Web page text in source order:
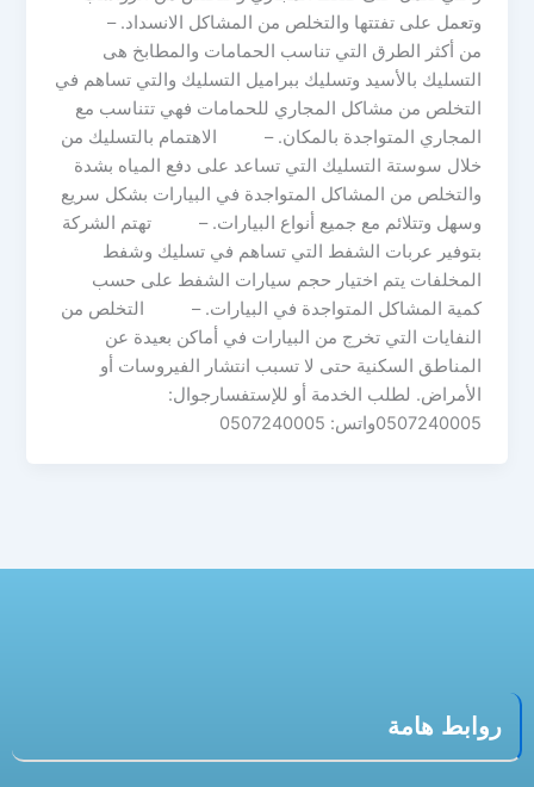
وتعمل على تفتتها والتخلص من المشاكل الانسداد. –
من أكثر الطرق التي تناسب الحمامات والمطابخ هى
التسليك بالأسيد وتسليك ببراميل التسليك والتي تساهم في
التخلص من مشاكل المجاري للحمامات فهي تتناسب مع
المجاري المتواجدة بالمكان. – الاهتمام بالتسليك من
خلال سوستة التسليك التي تساعد على دفع المياه بشدة
والتخلص من المشاكل المتواجدة في البيارات بشكل سريع
وسهل وتتلائم مع جميع أنواع البيارات. – تهتم الشركة
بتوفير عربات الشفط التي تساهم في تسليك وشفط
المخلفات يتم اختيار حجم سيارات الشفط على حسب
كمية المشاكل المتواجدة في البيارات. – التخلص من
النفايات التي تخرج من البيارات في أماكن بعيدة عن
المناطق السكنية حتى لا تسبب انتشار الفيروسات أو
الأمراض. لطلب الخدمة أو للإستفسارجوال:
0507240005واتس: 0507240005
روابط هامة